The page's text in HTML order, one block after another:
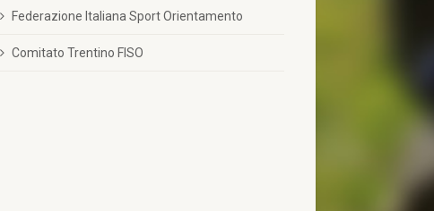
Federazione Italiana Sport Orientamento
Comitato Trentino FISO